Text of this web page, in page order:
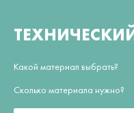
Какой материал выбрать?
Сколько материала нужно?